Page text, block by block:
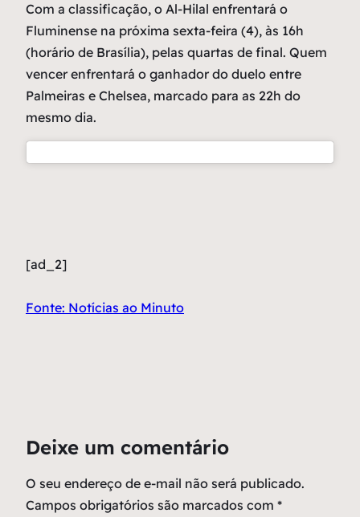
Com a classificação, o Al-Hilal enfrentará o
Fluminense na próxima sexta-feira (4), às 16h
(horário de Brasília), pelas quartas de final. Quem
vencer enfrentará o ganhador do duelo entre
Palmeiras e Chelsea, marcado para as 22h do
mesmo dia.
[ad_2]
Fonte: Notícias ao Minuto
Deixe um comentário
O seu endereço de e-mail não será publicado.
Campos obrigatórios são marcados com *